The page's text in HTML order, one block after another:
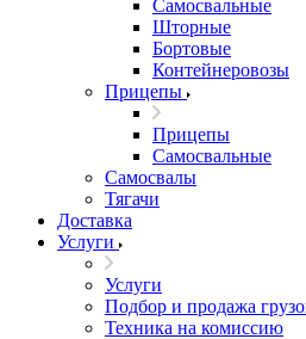
Самосвальные
Шторные
Бортовые
Контейнеровозы
Прицепы
Прицепы
Самосвальные
Самосвалы
Тягачи
Доставка
Услуги
Услуги
Подбор и продажа
Техника на комиссию